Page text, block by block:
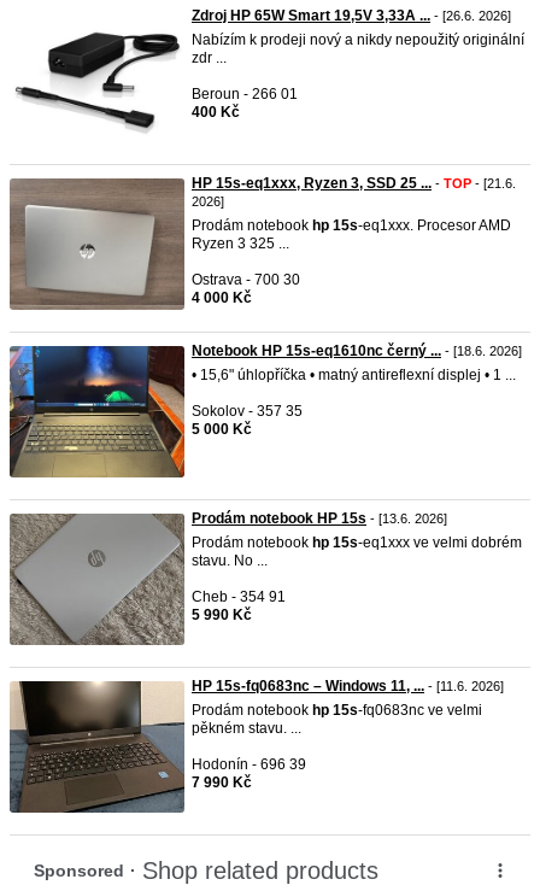
Zdroj HP 65W Smart 19,5V 3,33A ... - [26.6. 2026]
Nabízím k prodeji nový a nikdy nepoužitý originální
zdr ...
Beroun - 266 01
400 Kč
HP 15s-eq1xxx, Ryzen 3, SSD 25 ... - TOP - [21.6.
2026]
Prodám notebook hp 15s-eq1xxx. Procesor AMD
Ryzen 3 325 ...
Ostrava - 700 30
4 000 Kč
Notebook HP 15s-eq1610nc černý ... - [18.6. 2026]
• 15,6" úhlopříčka • matný antireflexní displej • 1 ...
Sokolov - 357 35
5 000 Kč
Prodám notebook HP 15s - [13.6. 2026]
Prodám notebook hp 15s-eq1xxx ve velmi dobrém
stavu. No ...
Cheb - 354 91
5 990 Kč
HP 15s-fq0683nc – Windows 11, ... - [11.6. 2026]
Prodám notebook hp 15s-fq0683nc ve velmi
pěkném stavu. ...
Hodonín - 696 39
7 990 Kč